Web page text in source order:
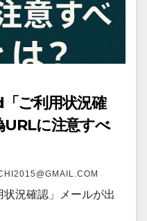
ご利用状況確
URLに注意すべ
況確認」メールが出